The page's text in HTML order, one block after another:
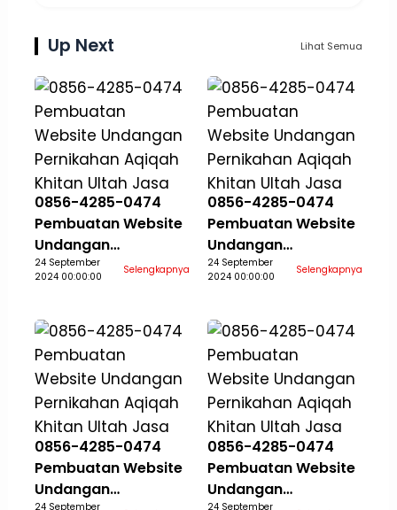
Up Next Lihat Semua
0856-4285-0474
Pembuatan Website
Undangan
Pernikahan Aqiqah
24 September
2024 00:00:00
Selengkapnya
0856-4285-0474
Pembuatan Website
Undangan
Pernikahan Aqiqah
24 September
2024 00:00:00
Selengkapnya
0856-4285-0474
Pembuatan Website
Undangan
24 September
0856-4285-0474
Pembuatan Website
Undangan
24 September